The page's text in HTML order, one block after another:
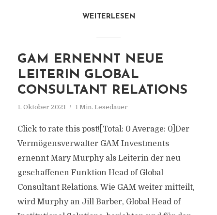
WEITERLESEN
GAM ERNENNT NEUE
LEITERIN GLOBAL
CONSULTANT RELATIONS
1. Oktober 2021 1 Min. Lesedauer
Click to rate this post![Total: 0 Average: 0]Der
Vermögensverwalter GAM Investments
ernennt Mary Murphy als Leiterin der neu
geschaffenen Funktion Head of Global
Consultant Relations. Wie GAM weiter mitteilt,
wird Murphy an Jill Barber, Global Head of